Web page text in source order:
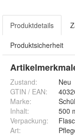
Produktdetails
Produktsicherheit
Zustand:
Neu
GTIN / EAN:
Marke:
Inhalt:
500
Verpackung:
Art: